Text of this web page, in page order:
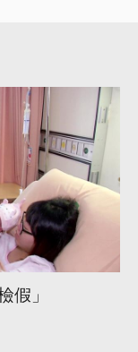
假」